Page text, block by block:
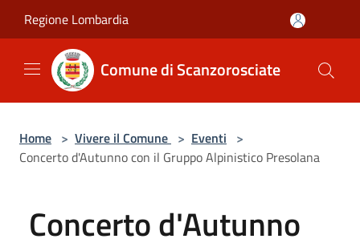
Regione Lombardia
Comune di Scanzorosciate
Home > Vivere il Comune > Eventi >
Concerto d'Autunno con il Gruppo Alpinistico Presolana
Concerto d'Autunno